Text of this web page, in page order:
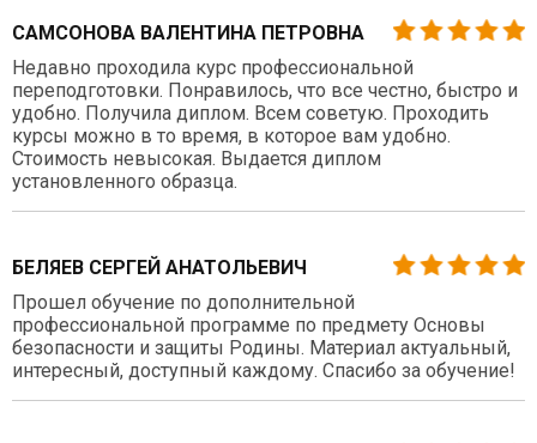
САМСОНОВА ВАЛЕНТИНА ПЕТРОВНА
Недавно проходила курс профессиональной
переподготовки. Понравилось, что все честно, быстро и
удобно. Получила диплом. Всем советую. Проходить
курсы можно в то время, в которое вам удобно.
Стоимость невысокая. Выдается диплом
установленного образца.
БЕЛЯЕВ СЕРГЕЙ АНАТОЛЬЕВИЧ
Прошел обучение по дополнительной
профессиональной программе по предмету Основы
безопасности и защиты Родины. Материал актуальный,
интересный, доступный каждому. Спасибо за обучение!